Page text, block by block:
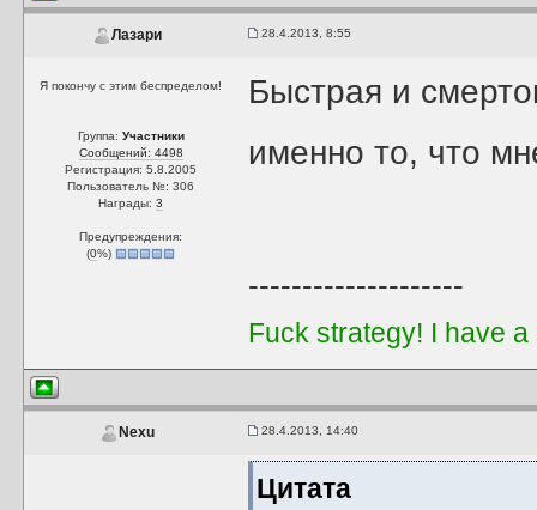
Лазари 28.4.2013, 8:55
Я покончу с этим беспределом!
Группа: Участники
Сообщений: 4498
Регистрация: 5.8.2005
Пользователь №: 306
Награды:3
Предупреждения:
(0%)
Быстрая и
именно то, что
--------------------
Fuck strategy! I have
Nexu 28.4.2013, 14:40
Цитата